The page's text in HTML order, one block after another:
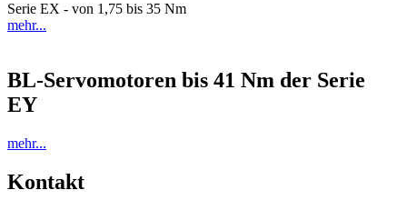
Serie EX - von 1,75 bis 35 Nm
mehr...
BL-Servomotoren bis 41 Nm der Serie
EY
mehr...
Kontakt